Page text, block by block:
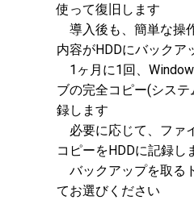
使って復旧します
導入後も、簡単な操
内容がHDDにバックア
1ヶ月に1回、
ブの完全コピー(シス
録します
必要に応じて、ファ
コピーをHDDに記録し
バックアップを取る
てお選びください